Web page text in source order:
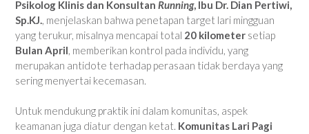
Psikolog Klinis dan Konsultan Running, Ibu Dr. Dian Pertiwi,
Sp.KJ.
, menjelaskan bahwa penetapan target lari mingguan
yang terukur, misalnya mencapai total 20 kilometer setiap
Bulan April , memberikan kontrol pada individu, yang
merupakan antidote terhadap perasaan tidak berdaya yang
sering menyertai kecemasan.
Untuk mendukung praktik ini dalam komunitas, aspek
keamanan juga diatur dengan ketat. Komunitas Lari Pagi